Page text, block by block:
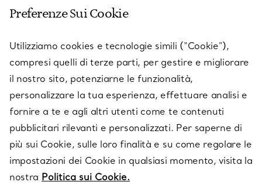
SU TIFFANY & CO.
LEGALE
SEGUICI
Preferenze Sui Cookie
Utilizziamo cookies e tecnologie simili (“Cookie”),
compresi quelli di terze parti, per gestire e migliorare
il nostro sito, potenziarne le funzionalità,
personalizzare la tua esperienza, effettuare analisi e
fornire a te e agli altri utenti come te contenuti
pubblicitari rilevanti e personalizzati. Per saperne di
più sui Cookie, sulle loro finalità e su come regolare le
impostazioni dei Cookie in qualsiasi momento, visita la
nostra Politica sui Cookie.